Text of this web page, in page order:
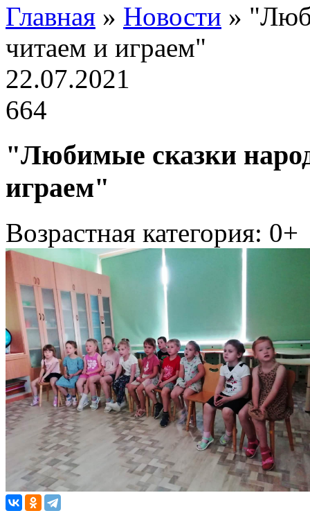
Главная » Новости »
читаем и играем"
22.07.2021
664
"Любимые сказки
играем"
Возрастная категория: 0+